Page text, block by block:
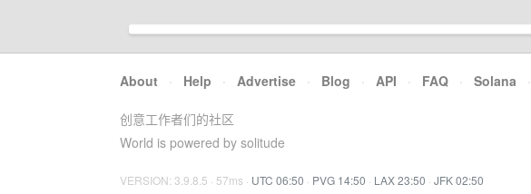
About · Help · Advertise · Blog · API · FAQ · Solana ·
创意工作者们的社区
World is powered by solitude
VERSION: 3.9.8.5 · 57ms · UTC 06:50 · PVG 14:50 · LAX 23:50 · JFK 02:50